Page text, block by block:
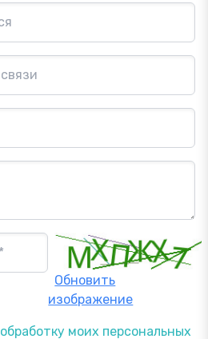
Обновить
изображение
обработку моих персональных